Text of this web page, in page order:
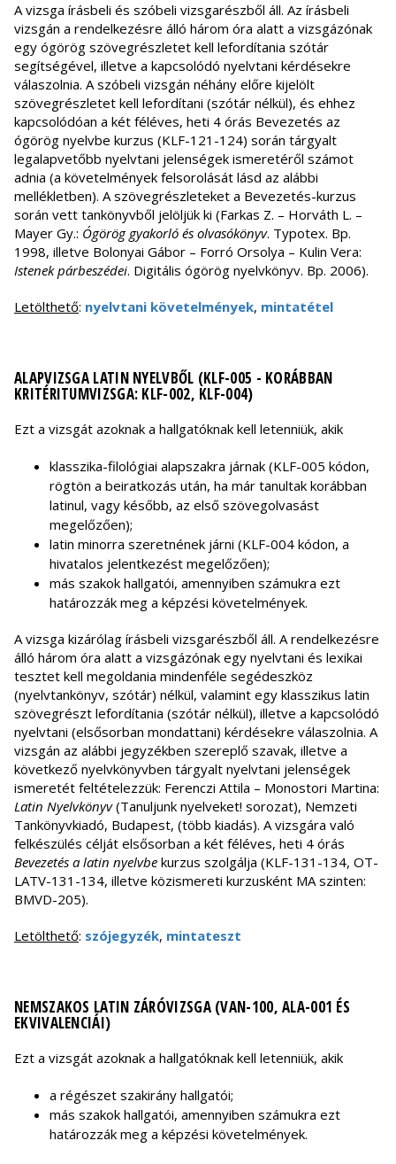
A vizsga írásbeli és szóbeli vizsgarészből áll. Az írásbeli
vizsgán a rendelkezésre álló három óra alatt a vizsgázónak
egy ógörög szövegrészletet kell lefordítania szótár
segítségével, illetve a kapcsolódó nyelvtani kérdésekre
válaszolnia. A szóbeli vizsgán néhány előre kijelölt
szövegrészletet kell lefordítani (szótár nélkül), és ehhez
kapcsolódóan a két féléves, heti 4 órás Bevezetés az
ógörög nyelvbe kurzus (KLF-121-124) során tárgyalt
legalapvetőbb nyelvtani jelenségek ismeretéről számot
adnia (a követelmények felsorolását lásd az alábbi
mellékletben). A szövegrészleteket a Bevezetés-kurzus
során vett tankönyvből jelöljük ki (Farkas Z. – Horváth L. –
Mayer Gy.: Ógörög gyakorló és olvasókönyv. Typotex. Bp.
1998, illetve Bolonyai Gábor – Forró Orsolya – Kulin Vera:
Istenek párbeszédei. Digitális ógörög nyelvkönyv. Bp. 2006).
Letölthető: nyelvtani követelmények, mintatétel
ALAPVIZSGA LATIN NYELVBŐL (KLF-005 - KORÁBBAN
KRITÉRITUMVIZSGA: KLF-002, KLF-004)
Ezt a vizsgát azoknak a hallgatóknak kell letenniük, akik
klasszika-filológiai alapszakra járnak (KLF-005 kódon,
rögtön a beiratkozás után, ha már tanultak korábban
latinul, vagy később, az első szövegolvasást
megelőzően);
latin minorra szeretnének járni (KLF-004 kódon, a
hivatalos jelentkezést megelőzően);
más szakok hallgatói, amennyiben számukra ezt
határozzák meg a képzési követelmények.
A vizsga kizárólag írásbeli vizsgarészből áll. A rendelkezésre
álló három óra alatt a vizsgázónak egy nyelvtani és lexikai
tesztet kell megoldania mindenféle segédeszköz
(nyelvtankönyv, szótár) nélkül, valamint egy klasszikus latin
szövegrészt lefordítania (szótár nélkül), illetve a kapcsolódó
nyelvtani (elsősorban mondattani) kérdésekre válaszolnia. A
vizsgán az alábbi jegyzékben szereplő szavak, illetve a
következő nyelvkönyvben tárgyalt nyelvtani jelenségek
ismeretét feltételezzük: Ferenczi Attila – Monostori Martina:
Latin Nyelvkönyv(Tanuljunk nyelveket! sorozat), Nemzeti
Tankönyvkiadó, Budapest, (több kiadás). A vizsgára való
felkészülés célját elsősorban a két féléves, heti 4 órás
Bevezetés a latin nyelvbe kurzus szolgálja (KLF-131-134, OT-
LATV-131-134, illetve közismereti kurzusként MA szinten:
BMVD-205).
Letölthető: szójegyzék, mintateszt
NEMSZAKOS LATIN ZÁRÓVIZSGA (VAN-100, ALA-001 ÉS
EKVIVALENCIÁI)
Ezt a vizsgát azoknak a hallgatóknak kell letenniük, akik
a régészet szakirány hallgatói;
más szakok hallgatói, amennyiben számukra ezt
határozzák meg a képzési követelmények.